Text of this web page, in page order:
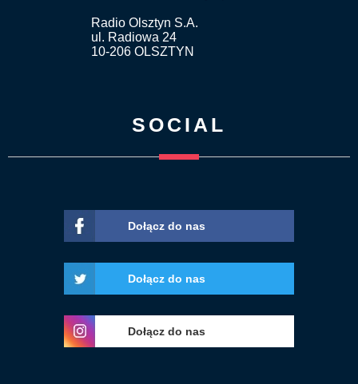
Radio Olsztyn S.A.
ul. Radiowa 24
10-206 OLSZTYN
SOCIAL
Dołącz do nas
Dołącz do nas
Dołącz do nas